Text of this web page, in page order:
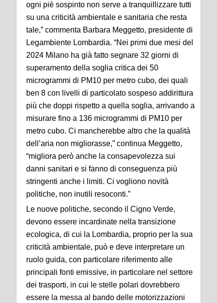
ogni piè sospinto non serve a tranquillizzare tutti
su una criticità ambientale e sanitaria che resta
tale,” commenta Barbara Meggetto, presidente di
Legambiente Lombardia. “Nei primi due mesi del
2024 Milano ha già fatto segnare 32 giorni di
superamento della soglia critica dei 50
microgrammi di PM10 per metro cubo, dei quali
ben 8 con livelli di particolato sospeso addirittura
più che doppi rispetto a quella soglia, arrivando a
misurare fino a 136 microgrammi di PM10 per
metro cubo. Ci mancherebbe altro che la qualità
dell’aria non migliorasse,” continua Meggetto,
“migliora però anche la consapevolezza sui
danni sanitari e si fanno di conseguenza più
stringenti anche i limiti. Ci vogliono novità
politiche, non inutili resoconti.”
Le nuove politiche, secondo il Cigno Verde,
devono essere incardinate nella transizione
ecologica, di cui la Lombardia, proprio per la sua
criticità ambientale, può e deve interpretare un
ruolo guida, con particolare riferimento alle
principali fonti emissive, in particolare nel settore
dei trasporti, in cui le stelle polari dovrebbero
essere la messa al bando delle motorizzazioni